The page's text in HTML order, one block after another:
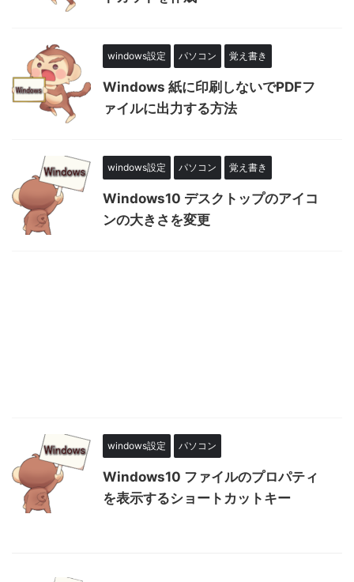
windows設定 パソコン 覚え書き
Windows 紙に印刷しないでPDFフ
ァイルに出力する方法
windows設定 パソコン 覚え書き
Windows10 デスクトップのアイコ
ンの大きさを変更
windows設定 パソコン
Windows10 ファイルのプロパティ
を表示するショートカットキー